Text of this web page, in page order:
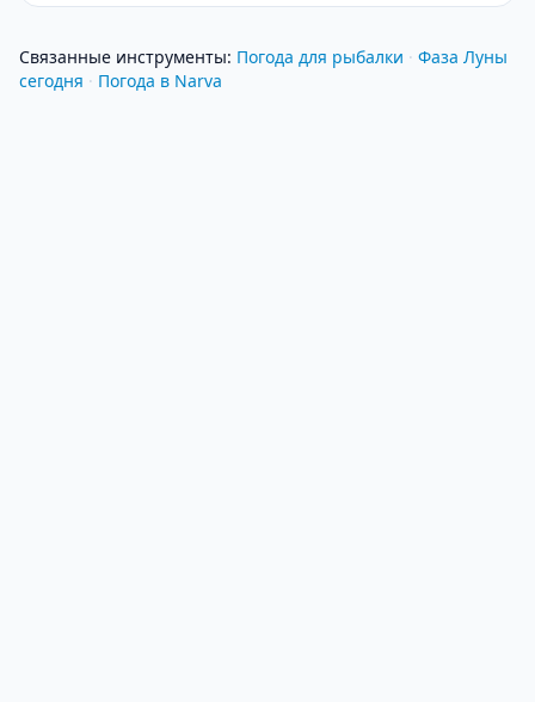
Связанные инструменты: Погода для рыбалки · Фаза Луны
сегодня · Погода в Narva